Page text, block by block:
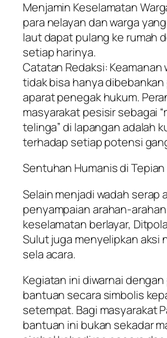
Menjamin Keselamatan
para nelayan dan warga
laut dapat pulang ke rumah
setiap harinya.
Catatan Redaksi: Keamanan
tidak bisa hanya
aparat penegak hukum.
masyarakat pesisir sebagai
telinga” di lapangan adalah
terhadap setiap potensi
Sentuhan Humanis di
Selain menjadi wadah serap
penyampaian arahan-
keselamatan berlayar,
Sulut juga menyelipkan aksi
sela acara.
Kegiatan ini diwarnai
bantuan secara simbolis
setempat. Bagi masyarakat
bantuan ini bukan sekadar